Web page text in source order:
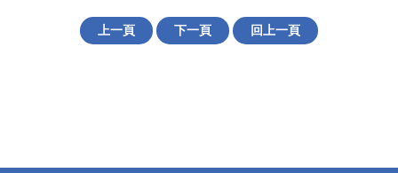
上一頁 下一頁 回上一頁